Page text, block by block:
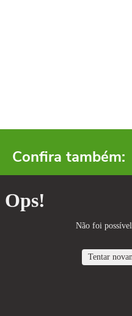
Confira também: